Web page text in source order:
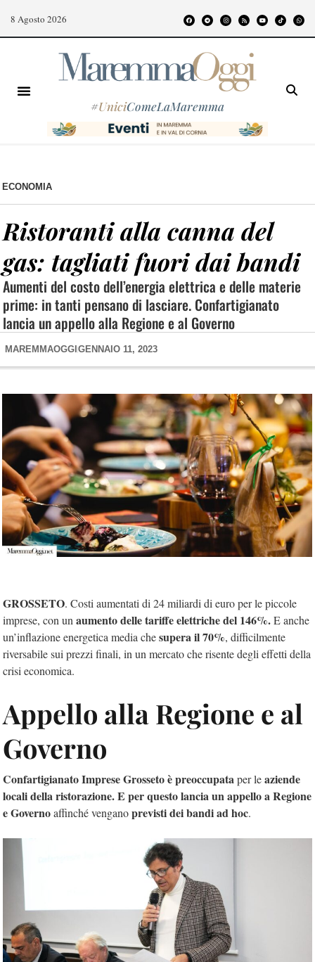
8 Agosto 2026
#UniciComeLaMaremma
ECONOMIA
Ristoranti alla canna del
gas: tagliati fuori dai bandi
Aumenti del costo dell’energia elettrica e delle materie
prime: in tanti pensano di lasciare. Confartigianato
lancia un appello alla Regione e al Governo
MAREMMAOGGI GENNAIO 11, 2023
GROSSETO. Costi aumentati di 24 miliardi di euro per le piccole
imprese, con un aumento delle tariffe elettriche del 146%.E anche
un’inflazione energetica media chesupera il 70%, difficilmente
riversabile sui prezzi finali, in un mercato che risente degli effetti della
crisi economica.
Appello alla Regione e al
Governo
Confartigianato Imprese Grosseto è preoccupataper leaziende
locali della ristorazione. E per questo lancia un appello a Regione
e Governoaffinché venganoprevisti dei bandi ad hoc.